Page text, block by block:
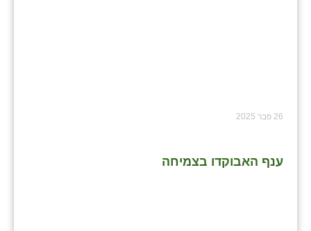
26 פבר 2025
ענף האבוקדו בצמיחה